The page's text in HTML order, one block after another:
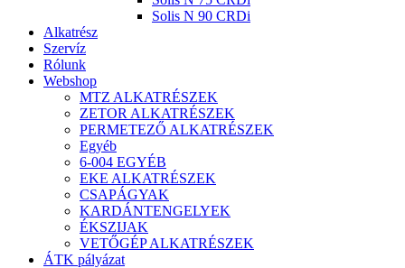
Solis N 90 CRDi
Alkatrész
Szervíz
Rólunk
Webshop
MTZ ALKATRÉSZEK
ZETOR ALKATRÉSZEK
PERMETEZŐ ALKATRÉSZEK
Egyéb
6-004 EGYÉB
EKE ALKATRÉSZEK
CSAPÁGYAK
KARDÁNTENGELYEK
ÉKSZIJAK
VETŐGÉP ALKATRÉSZEK
ÁTK pályázat